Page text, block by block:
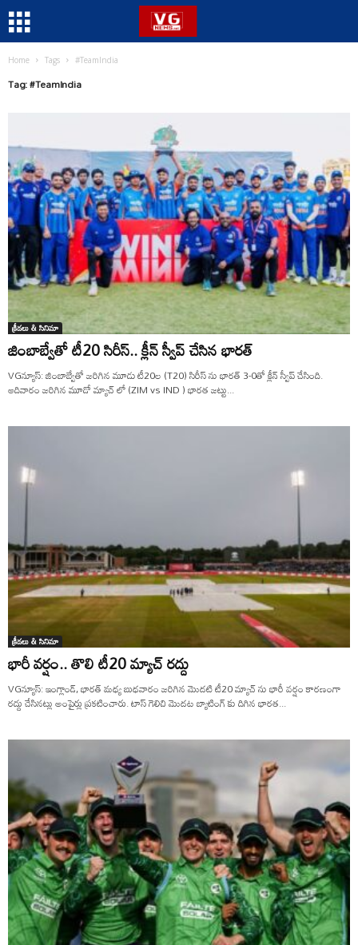
Home Tags #TeamIndia
Tag: #TeamIndia
క్రీడలు & సినిమా
జింబాబ్వేతో టీ20 సిరీస్.. క్లీన్ స్వీప్ చేసిన భారత్
VGన్యూస్: జింబాబ్వేతో జరిగిన మూడు టీ20ల (T20) సిరీస్ ను భారత్ 3-0తో క్లీన్ స్వీప్ చేసింది.
ఆదివారం జరిగిన మూడో మ్యాచ్ లో (ZIM vs IND ) భారత జట్టు...
క్రీడలు & సినిమా
భారీ వర్షం.. తొలి టీ20 మ్యాచ్ రద్దు
VGన్యూస్: ఇంగ్లాండ్, భారత్ మధ్య బుధవారం జరిగిన మెుదటి టీ20 మ్యాచ్ ను భారీ వర్షం కారణంగా
రద్దు చేసినట్లు అంపైర్లు ప్రకటించారు. టాస్ గెలిచి మెుదట బ్యాటింగ్ కు దిగిన భారత...